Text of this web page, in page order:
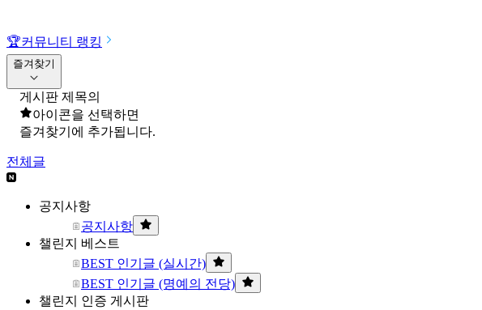
🏆커뮤니티 랭킹
즐겨찾기
게시판 제목의
아이콘을 선택하면
즐겨찾기에 추가됩니다.
전체글
공지사항
공지사항
챌린지 베스트
BEST 인기글 (실시간)
BEST 인기글 (명예의 전당)
챌린지 인증 게시판